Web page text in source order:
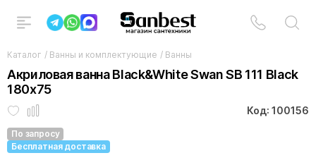
Каталог / Ванны и комплектующие / Ванны
Акриловая ванна Black&White Swan SB 111 Black
180x75
Код: 100156
По запросу
Бесплатная доставка